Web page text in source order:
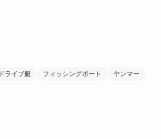
ドライブ艇 フィッシングボート
ヤンマー